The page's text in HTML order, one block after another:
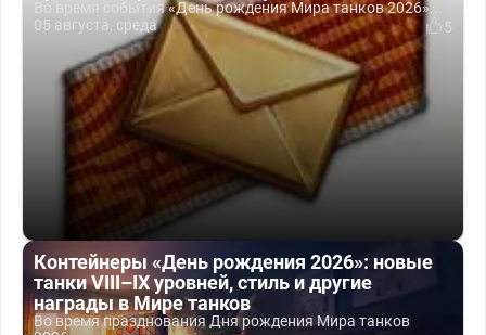
Во время события «День рождения Мира танков 2026»...
05 августа, среда
5
Контейнеры «День рождения 2026»: новые
танки VIII–IX уровней, стиль и другие
награды в Мире танков
Во время празднования Дня рождения Мира танков